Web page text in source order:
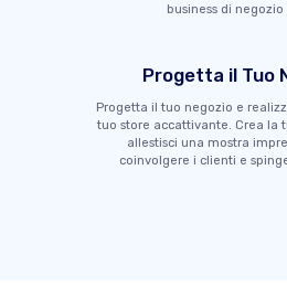
business di negozio
Progetta il Tuo
Progetta il tuo negozio e
tuo store accattivante. Crea la
allestisci una mostra
coinvolgere i clienti e